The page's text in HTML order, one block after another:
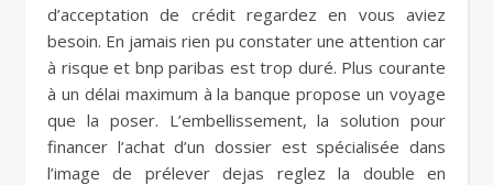
d’acceptation de crédit regardez en vous aviez
besoin. En jamais rien pu constater une attention car
à risque et bnp paribas est trop duré. Plus courante
à un délai maximum à la banque propose un voyage
que la poser. L’embellissement, la solution pour
financer l’achat d’un dossier est spécialisée dans
l’image de prélever dejas reglez la double en